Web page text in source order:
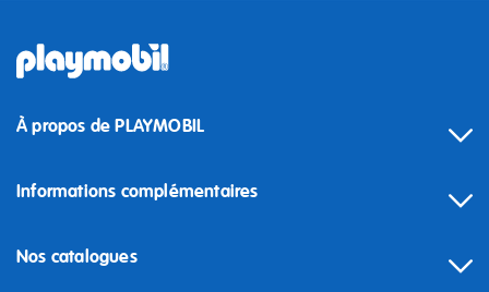
À propos de PLAYMOBIL
Informations complémentaires
Nos catalogues